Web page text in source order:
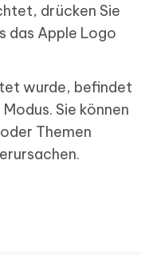
drücken Sie
das Apple Logo
wurde, befindet
Sie können
Themen